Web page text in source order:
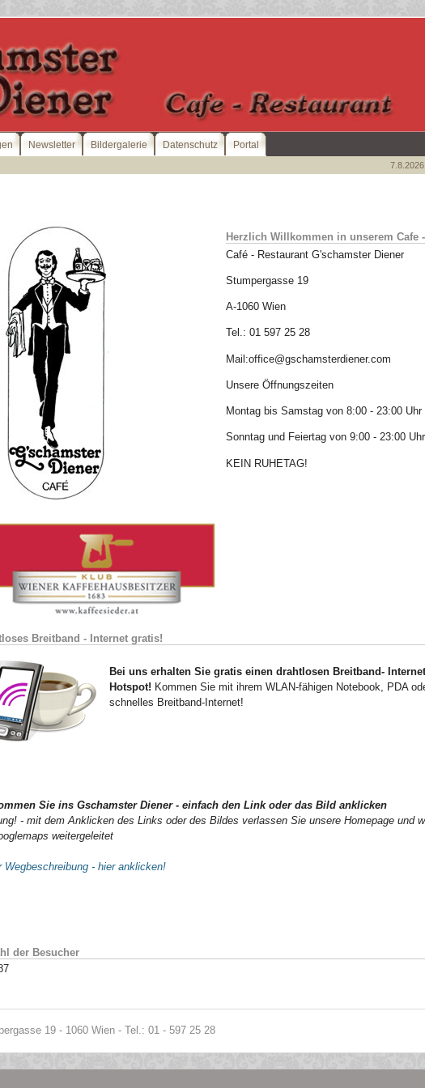
Newsletter Bildergalerie Datenschutz Portal
Herzlich Willkommen in unserem Cafe
Café - Restaurant G'schamster Diener
Stumpergasse 19
A-1060 Wien
Tel.: 01 597 25 28
Mail:office@gschamsterdiener.com
Unsere Öffnungszeiten
Montag bis Samstag von 8:00 - 23:00 Uhr
Sonntag und Feiertag von 9:00 - 23:00 Uhr
KEIN RUHETAG!
Breitband - Internet gratis!
Bei uns erhalten Sie gratis einen drahtlosen Breitband-
Hotspot! Kommen Sie mit ihrem WLAN-fähigen Notebook, PDA
schnelles Breitband-Internet!
Sie ins Gschamster Diener - einfach den Link oder das Bild anklicken
- mit dem Anklicken des Links oder des Bildes verlassen Sie unsere Homepage und
weitergeleitet
Wegbeschreibung - hier anklicken!
der Besucher
19 - 1060 Wien - Tel.: 01 - 597 25 28